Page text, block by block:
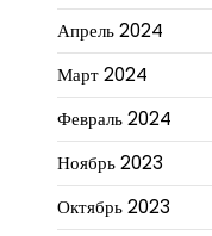
Апрель 2024
Март 2024
Февраль 2024
Ноябрь 2023
Октябрь 2023